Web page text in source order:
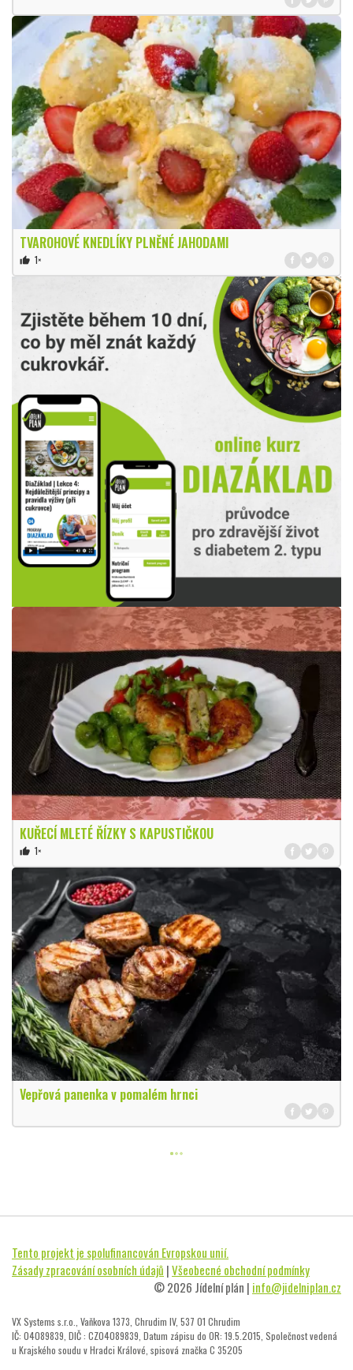
TVAROHOVÉ KNEDLÍKY PLNĚNÉ JAHODAMI
thumb_up 1×
KUŘECÍ MLETÉ ŘÍZKY S KAPUSTIČKOU
thumb_up 1×
Vepřová panenka v pomalém hrnci
Tento projekt je spolufinancován Evropskou unií.
Zásady zpracování osobních údajů |Všeobecné obchodní podmínky
© 2026 Jídelní plán | info@jidelniplan.cz
VX Systems s.r.o., Vaňkova 1373, Chrudim IV, 537 01 Chrudim
IČ: 04089839, DIČ : CZ04089839, Datum zápisu do OR: 19.5.2015, Společnost vedená
u Krajského soudu v Hradci Králové, spisová značka C 35205